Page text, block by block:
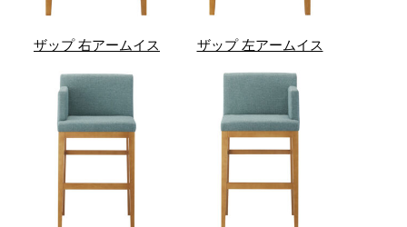
ザップ 右アームイス ザップ 左アームイス